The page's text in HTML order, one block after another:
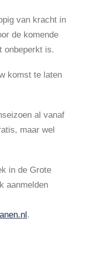
van kracht in
de komende
onbeperkt is.
komst te laten
al vanaf
maar wel
in de Grote
aanmelden
.